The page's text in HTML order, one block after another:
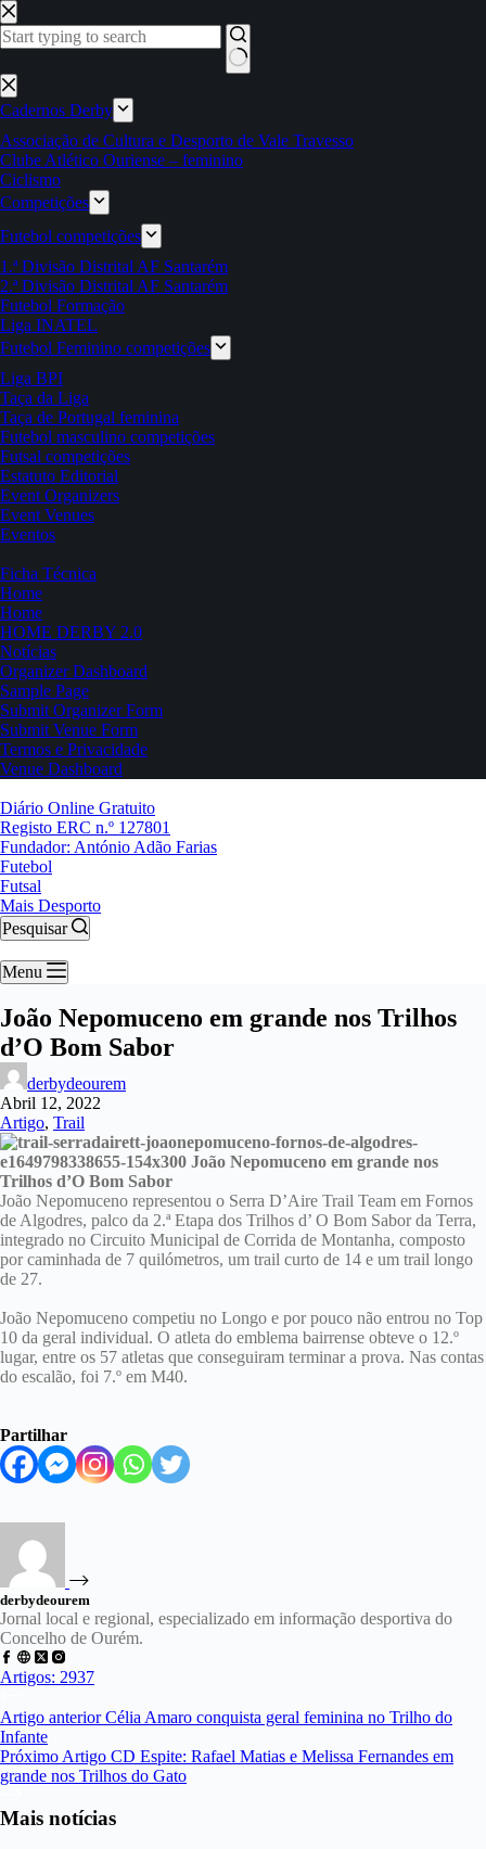
Pular
para
o
Sem
resultados
Cadernos Derby
Associação de Cultura e Desporto de Vale Travesso
Clube Atlético Ouriense – feminino
Ciclismo
Competições
Futebol competições
1.ª Divisão Distrital AF Santarém
2.ª Divisão Distrital AF Santarém
Futebol Formação
Liga INATEL
Futebol Feminino competições
Liga BPI
Taça da Liga
Taça de Portugal feminina
Futebol masculino competições
Futsal competições
Estatuto Editorial
Event Organizers
Event Venues
Eventos
Ficha Técnica
Home
Home
HOME DERBY 2.0
Notícias
Organizer Dashboard
Sample Page
Submit Organizer Form
Submit Venue Form
Termos e Privacidade
Venue Dashboard
Diário Online Gratuito
Registo ERC n.º 127801
Fundador: António Adão Farias
Futebol
Futsal
Mais Desporto
Pesquisar
Menu
João Nepomuceno em grande nos Trilhos
d’O Bom Sabor
derbydeourem
Abril 12, 2022
Artigo, Trail
João Nepomuceno representou o Serra D’Aire Trail Team em Fornos
de Algodres, palco da 2.ª Etapa dos Trilhos d’ O Bom Sabor da Terra,
integrado no Circuito Municipal de Corrida de Montanha, composto
por caminhada de 7 quilómetros, um trail curto de 14 e um trail longo
de 27.
João Nepomuceno competiu no Longo e por pouco não entrou no Top
10 da geral individual. O atleta do emblema bairrense obteve o 12.º
lugar, entre os 57 atletas que conseguiram terminar a prova. Nas contas
do escalão, foi 7.º em M40.
Partilhar
derbydeourem
Jornal local e regional, especializado em informação desportiva do
Concelho de Ourém.
Artigos: 2937
Artigo anteriorCélia Amaro conquista geral feminina no Trilho do
Infante
Próximo Artigo CD Espite: Rafael Matias e Melissa Fernandes em
grande nos Trilhos do Gato
Mais notícias